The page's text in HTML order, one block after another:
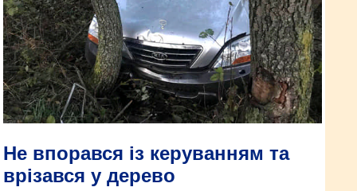
Не впорався із керуванням та
врізався у дерево